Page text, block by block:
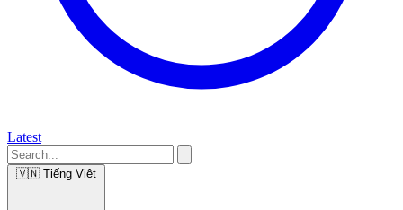
Latest
🇻🇳 Tiếng Việt